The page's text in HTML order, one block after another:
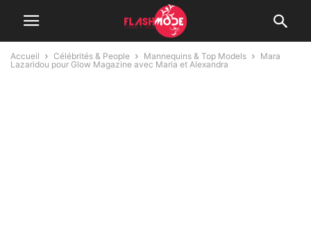
Accueil Célébrités & People Mannequins & Top Models
Mara
Lazaridou pour Glow Magazine avec Maria et Alexandra